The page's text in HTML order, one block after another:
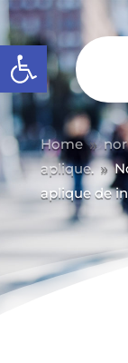
Abrir barra de
Home 9
aplique. 9
aplique de